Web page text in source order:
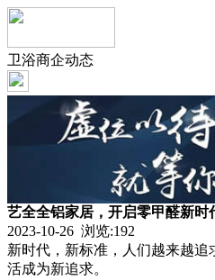
卫浴商企动态
艺全全铝家居，开启零甲醛新时
2023-10-26 浏览:192
新时代，新标准，人们越来越追
活成为新追求。